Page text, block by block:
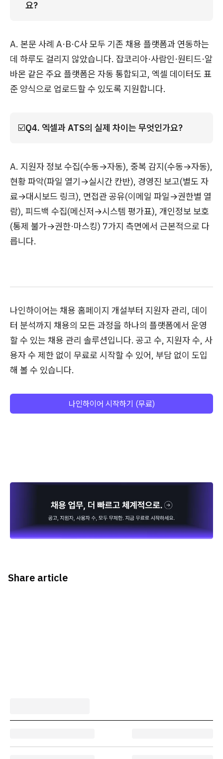
요?
A. 본문 사례 A·B·C사 모두 기존 채용 플랫폼과 연동하는
데 하루도 걸리지 않았습니다. 잡코리아·사람인·원티드·알
바몬 같은 주요 플랫폼은 자동 통합되고, 엑셀 데이터도 표
준 양식으로 업로드할 수 있도록 지원합니다.
☑️Q4. 엑셀과 ATS의 실제 차이는 무엇인가요?
A. 지원자 정보 수집(수동→자동), 중복 감지(수동→자동),
현황 파악(파일 열기→실시간 칸반), 경영진 보고(별도 자
료→대시보드 링크), 면접관 공유(이메일 파일→권한별 열
람), 피드백 수집(메신저→시스템 평가표), 개인정보 보호
(통제 불가→권한·마스킹) 7가지 측면에서 근본적으로 다
릅니다.
나인하이어는 채용 홈페이지 개설부터 지원자 관리, 데이
터 분석까지 채용의 모든 과정을 하나의 플랫폼에서 운영
할 수 있는 채용 관리 솔루션입니다. 공고 수, 지원자 수, 사
용자 수 제한 없이 무료로 시작할 수 있어, 부담 없이 도입
해 볼 수 있습니다.
나인하이어 시작하기 (무료)
Share article